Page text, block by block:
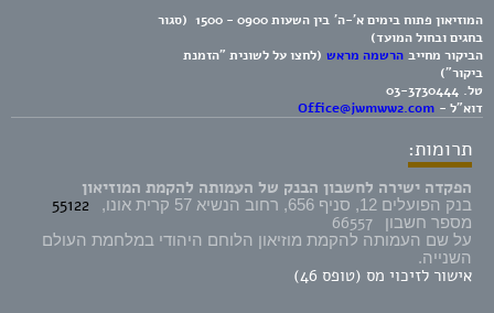
המוזיאון פתוח בימים א'-ה' בין השעות 0900 - 1500 (סגור
בחגים ובחול המועד)
הביקור מחייב הרשמה מראש (לחצו על לשונית "הזמנת
ביקור")
טל. 03-3730444
דוא"ל - Office@jwmww2.com
תרומות:
הפקדה ישירה לחשבון הבנק של העמותה להקמת המוזיאון
בנק הפועלים 12, סניף 656, רחוב הנשיא 57 קרית אונו, 55122
מספר חשבון 66557
על שם העמותה להקמת מוזיאון הלוחם היהודי במלחמת העולם
השנייה.
אישור לזיכוי מס (טופס 46)